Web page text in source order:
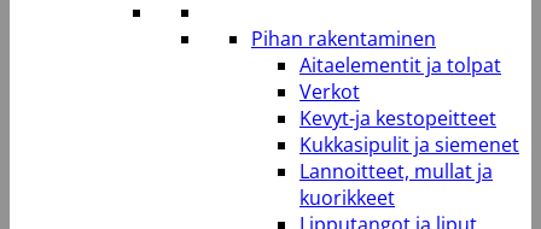
Pihan rakentaminen
Aitaelementit ja tolpat
Verkot
Kevyt-ja kestopeitteet
Kukkasipulit ja siemenet
Lannoitteet, mullat ja
kuorikkeet